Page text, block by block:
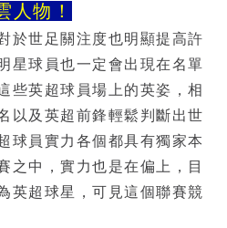
人物！
於世足關注度也明顯提高許
星球員也一定會出現在名單
些英超球員場上的英姿，相
以及英超前鋒輕鬆判斷出世
球員實力各個都具有獨家本
之中，實力也是在偏上，目
英超球星，可見這個聯賽競